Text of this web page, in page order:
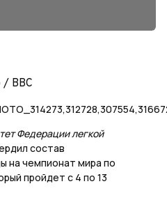
/ ВВС
Федерации легкой
состав
на чемпионат мира по
пройдет с 4 по 13